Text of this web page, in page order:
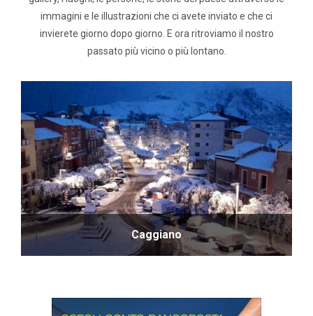
immagini e le illustrazioni che ci avete inviato e che ci
invierete giorno dopo giorno. E ora ritroviamo il nostro
passato più vicino o più lontano.
Caggiano